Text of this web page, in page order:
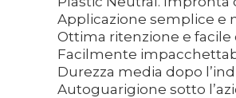
Applicazione semplice e
Ottima ritenzione e facile
Facilmente
Durezza media dopo
Autoguarigione sotto